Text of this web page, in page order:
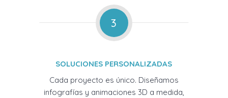
3
SOLUCIONES PERSONALIZADAS
Cada proyecto es único. Diseñamos
infografías y animaciones 3D a medida,